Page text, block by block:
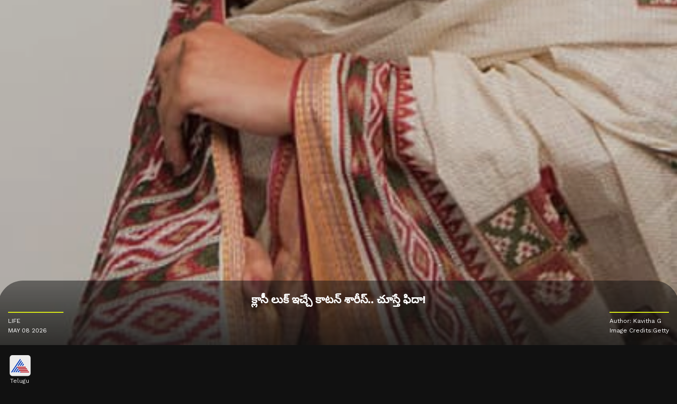
క్లాసీ లుక్ ఇచ్చే కాటన్ శారీస్.. చూస్తే ఫిదా!
LIFE
MAY 08 2026
Author: Kavitha G
Image Credits:Getty
Telugu